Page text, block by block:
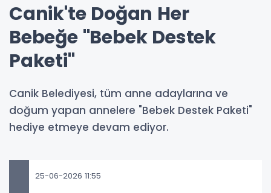
Canik'te Doğan Her
Bebeğe "Bebek Destek
Paketi"
​​​​​​​Canik Belediyesi, tüm anne adaylarına ve
doğum yapan annelere "Bebek Destek Paketi"
hediye etmeye devam ediyor.
25-06-2026 11:55